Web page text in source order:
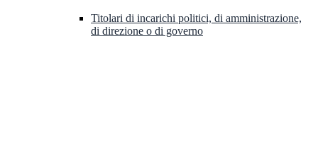
Titolari di incarichi politici, di amministrazione,
di direzione o di governo